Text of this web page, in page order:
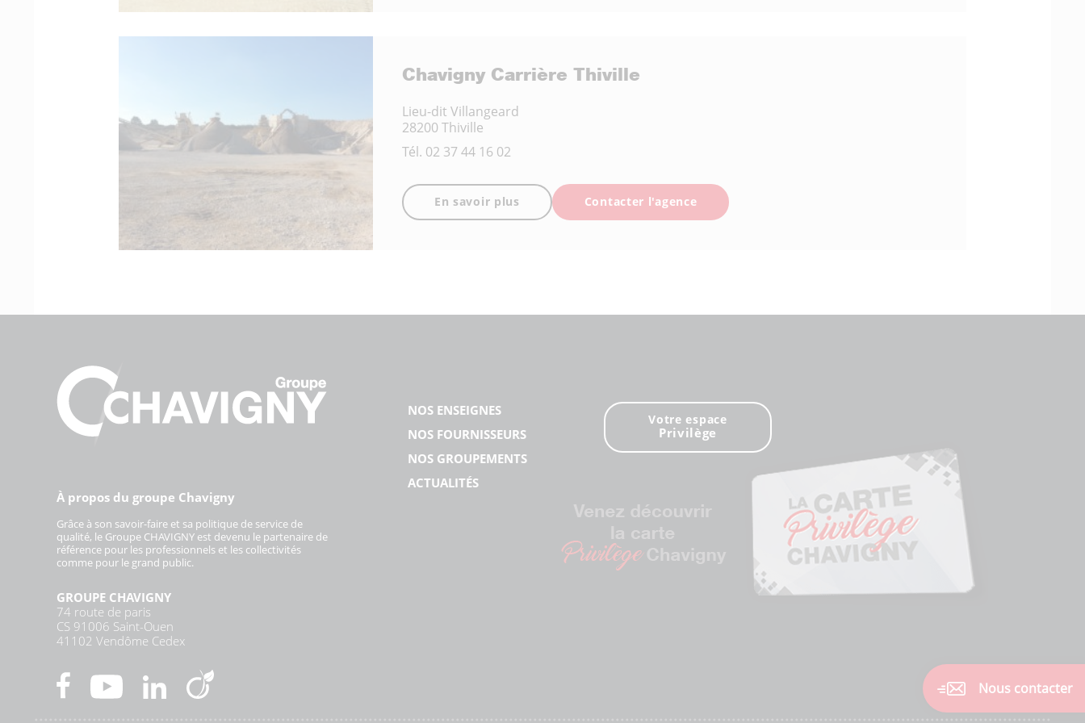
Nous contacter
Chavigny Carrière Thiville
Lieu-dit Villangeard
28200 Thiville
Tél. 02 37 44 16 02
En savoir plus Contacter l'agence
À propos du groupe Chavigny
Grâce à son savoir-faire et sa politique de service de
qualité, le Groupe CHAVIGNY est devenu le partenaire de
référence pour les professionnels et les collectivités
comme pour le grand public.
GROUPE CHAVIGNY
74 route de paris
CS 91006 Saint-Ouen
41102 Vendôme Cedex
NOS ENSEIGNES
NOS FOURNISSEURS
NOS GROUPEMENTS
ACTUALITÉS
Votre espace
Privilège